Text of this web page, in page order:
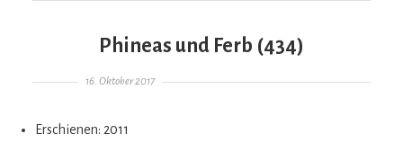
Phineas und Ferb (434)
Gepostet am
16. Oktober 2017
Erschienen: 2011